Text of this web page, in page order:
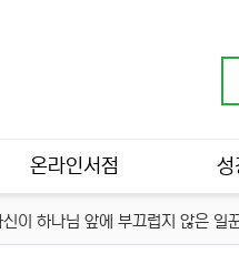
온라인서점 성
이 하나님 앞에 부끄럽지 않은